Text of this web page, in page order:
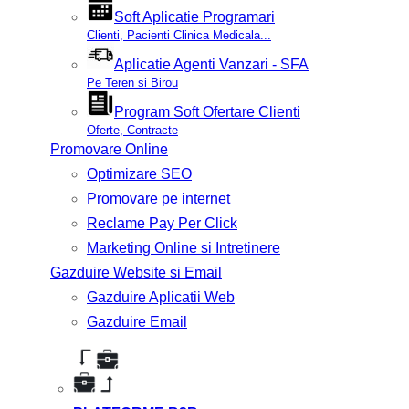
Soft Aplicatie Programari
Clienti, Pacienti Clinica Medicala...
Aplicatie Agenti Vanzari - SFA
Pe Teren si Birou
Program Soft Ofertare Clienti
Oferte, Contracte
Promovare Online
Optimizare SEO
Promovare pe internet
Reclame Pay Per Click
Marketing Online si Intretinere
Gazduire Website si Email
Gazduire Aplicatii Web
Gazduire Email